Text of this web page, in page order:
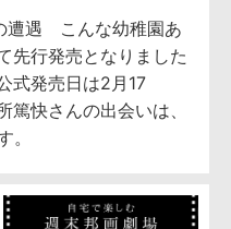
遭遇 こんな幼稚園あ
先行発売となりました
式発売日は2月17
篤快さんの出会いは、
。